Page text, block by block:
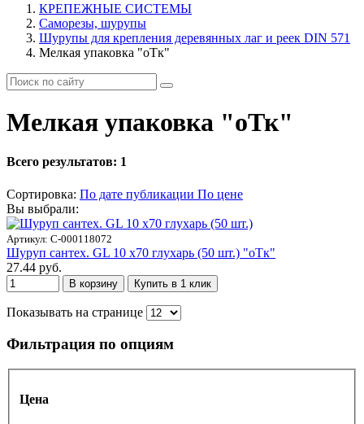
КРЕПЕЖНЫЕ СИСТЕМЫ
Саморезы, шурупы
Шурупы для крепления деревянных лаг и реек DIN 571
Мелкая упаковка "оТк"
Мелкая упаковка "оТк"
Всего результатов: 1
Сортировка: По дате публикации По цене
Вы выбрали:
Артикул: С-000118072
Шуруп сантех. GL 10 х70 глухарь (50 шт.) "оТк"
27.44 руб.
В корзину Купить в 1 клик
Показывать на странице
Фильтрация по опциям
Цена